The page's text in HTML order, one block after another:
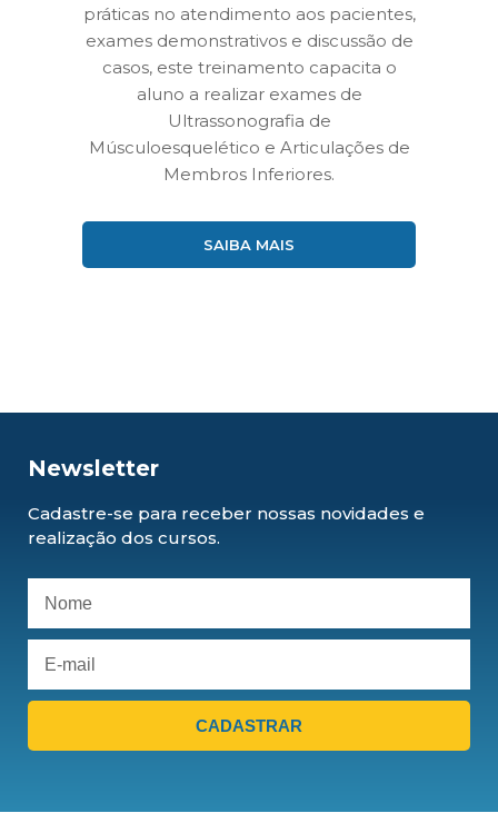
práticas no atendimento aos pacientes,
exames demonstrativos e discussão de
casos, este treinamento capacita o
aluno a realizar exames de
Ultrassonografia de
Músculoesquelético e Articulações de
Membros Inferiores.
SAIBA MAIS
Newsletter
Cadastre-se para receber nossas novidades e
realização dos cursos.
CADASTRAR